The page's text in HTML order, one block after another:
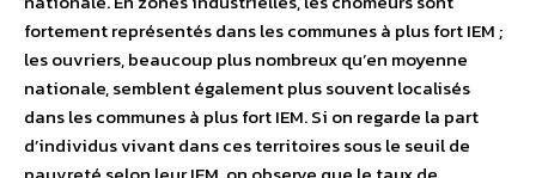
fortement représentés dans les communes à plus fort IEM ;
les ouvriers, beaucoup plus nombreux qu’en moyenne
nationale, semblent également plus souvent localisés
dans les communes à plus fort IEM. Si on regarde la part
d’individus vivant dans ces territoires sous le seuil de